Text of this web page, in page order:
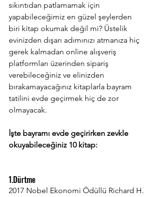
sıkıntıdan patlamamak için
yapabileceğimiz en güzel şeylerden
biri kitap okumak değil mi? Üstelik
evinizden dışarı adımınızı atmanıza hiç
gerek kalmadan online alışveriş
platformları üzerinden sipariş
verebileceğiniz ve elinizden
bırakamayacağınız kitaplarla bayram
tatilini evde geçirmek hiç de zor
olmayacak.
İşte bayramı evde geçirirken zevkle
okuyabileceğiniz 10 kitap:
1.Dürtme
2017 Nobel Ekonomi Ödüllü Richard H.